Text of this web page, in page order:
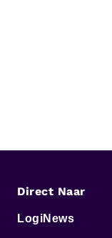
Direct Naar
LogiNews